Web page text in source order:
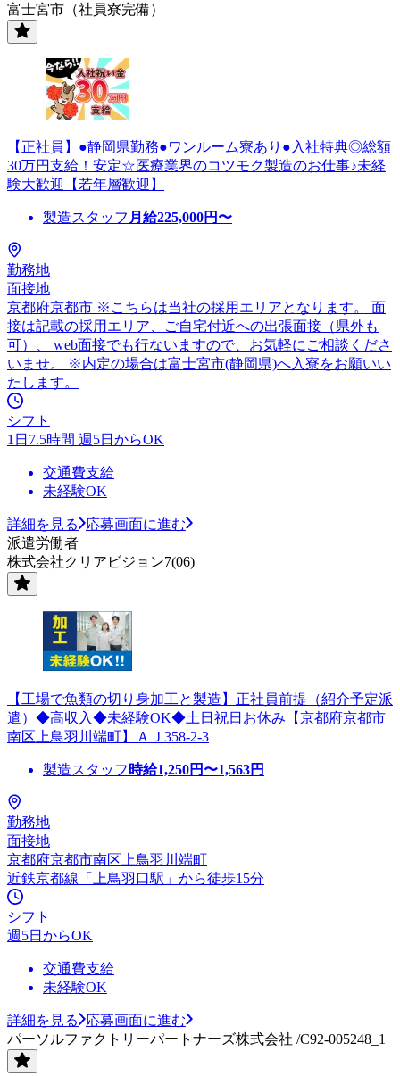
富士宮市（社員寮完備）
【正社員】●静岡県勤務●ワンルーム寮あり●入社特典◎総額
30万円支給！安定☆医療業界のコツモク製造のお仕事♪未経
験大歓迎【若年層歓迎】
製造スタッフ 月給225,000円〜
勤務地
面接地
京都府京都市 ※こちらは当社の採用エリアとなります。 面
接は記載の採用エリア、ご自宅付近への出張面接（県外も
可）、 web面接でも行ないますので、お気軽にご相談くださ
いませ。 ※内定の場合は富士宮市(静岡県)へ入寮をお願いい
たします。
シフト
1日7.5時間 週5日からOK
交通費支給
未経験OK
詳細を見る
応募画面に進む
派遣労働者
株式会社クリアビジョン7(06)
【工場で魚類の切り身加工と製造】正社員前提（紹介予定派
遣）◆高収入◆未経験OK◆土日祝日お休み【京都府京都市
南区上鳥羽川端町】ＡＪ358-2-3
製造スタッフ 時給1,250円〜1,563円
勤務地
面接地
京都府京都市南区上鳥羽川端町
近鉄京都線「上鳥羽口駅」から徒歩15分
シフト
週5日からOK
交通費支給
未経験OK
詳細を見る
応募画面に進む
パーソルファクトリーパートナーズ株式会社 /C92-005248_1